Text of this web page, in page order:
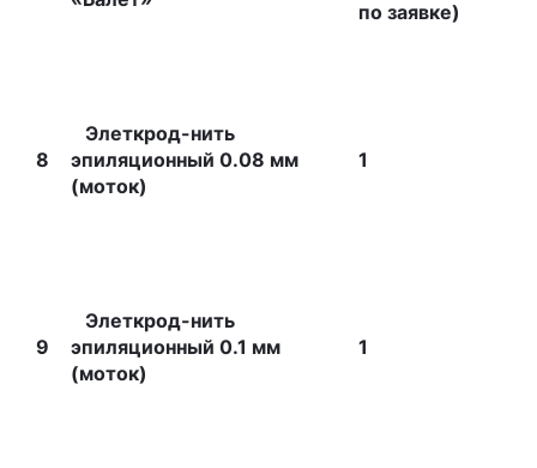
по заявке)
8
Элеткрод-нить
эпиляционный 0.08 мм
(моток)
1
9
Элеткрод-нить
эпиляционный 0.1 мм
(моток)
1